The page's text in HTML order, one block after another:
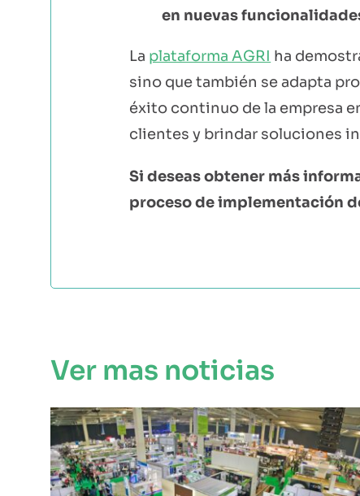
en nuevas
La plataforma AGRI ha
sino que también se adapta
éxito continuo de la empresa
clientes y brindar soluciones
Si deseas obtener más
proceso de implementación
Ver mas noticias